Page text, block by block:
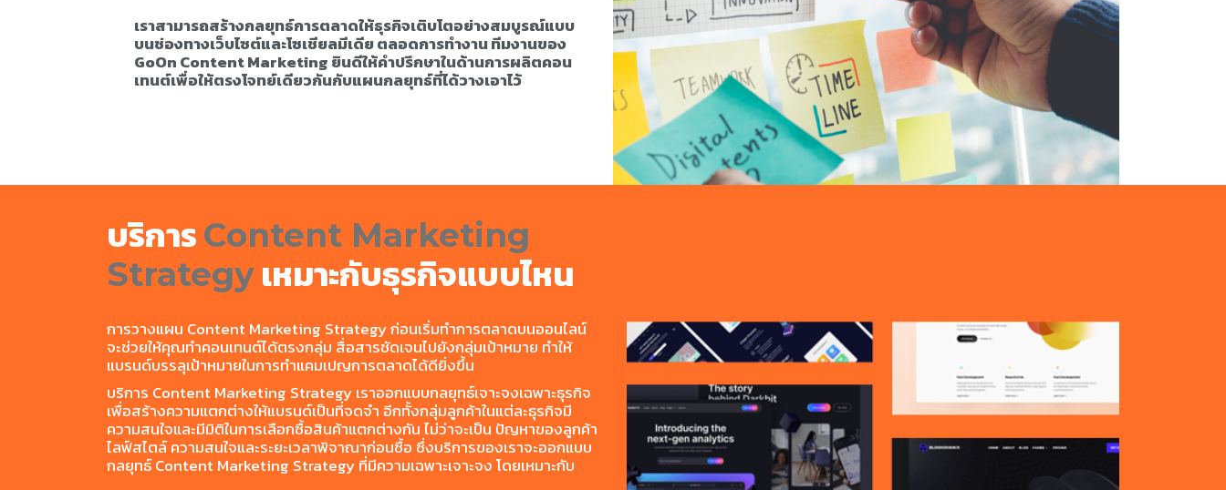
เราสามารถสร้างกลยุทธ์การตลาดให้ธุรกิจเติบโตอย่างสมบูรณ์แบบ
บนช่องทางเว็บไซต์และโซเชียลมีเดีย ตลอดการทำงาน ทีมงานของ
GoOn Content Marketing ยินดีให้คำปรึกษาในด้านการผลิตคอน
เทนต์เพื่อให้ตรงโจทย์เดียวกันกับแผนกลยุทธ์ที่ได้วางเอาไว้
บริการ Content Marketing
Strategy เหมาะกับธุรกิจแบบไหน
การวางแผน Content Marketing Strategy ก่อนเริ่มทำการตลาดบนออนไลน์
จะช่วยให้คุณทำคอนเทนต์ได้ตรงกลุ่ม สื่อสารชัดเจนไปยังกลุ่มเป้าหมาย ทำให้
แบรนด์บรรลุเป้าหมายในการทำแคมเปญการตลาดได้ดียิ่งขึ้น
บริการ Content Marketing Strategy เราออกแบบกลยุทธ์เจาะจงเฉพาะธุรกิจ
เพื่อสร้างความแตกต่างให้แบรนด์เป็นที่จดจำ อีกทั้งกลุ่มลูกค้าในแต่ละธุรกิจมี
ความสนใจและมีมิติในการเลือกซื้อสินค้าแตกต่างกัน ไม่ว่าจะเป็น ปัญหาของลูกค้า
ไลฟ์สไตล์ ความสนใจและระยะเวลาพิจาณาก่อนซื้อ ซึ่งบริการของเราจะออกแบบ
กลยุทธ์ Content Marketing Strategy ที่มีความเฉพาะเจาะจง โดยเหมาะกับ